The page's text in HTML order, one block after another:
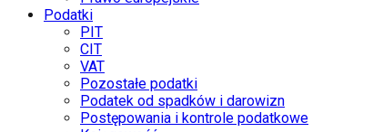
Podatki
PIT
CIT
VAT
Pozostałe podatki
Podatek od spadków i darowizn
Postępowania i kontrole podatkowe